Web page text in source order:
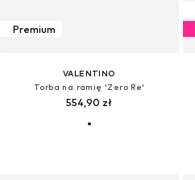
Premium
VALENTINO
Torba na ramię 'Zero Re'
554,90 zł